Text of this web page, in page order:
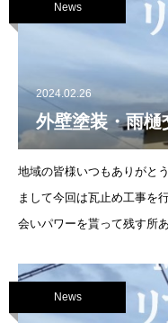
News
2024.02.26
外壁塗装・雨
地域の皆様いつもありがと
まして今回は瓦止め工事を
会いパワーを貰って残す所
News